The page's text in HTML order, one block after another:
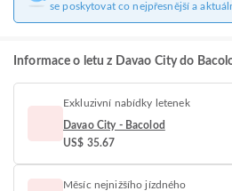
se poskytovat co nejpřesnější a
Informace o letu z Davao City do
Exkluzivní nabídky letenek
Davao City - Bacolod
US$ 35.67
Měsíc nejnižšího jízdného